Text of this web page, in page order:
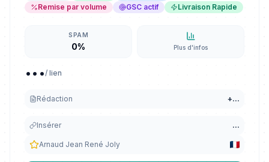
Remise par volume
GSC actif Livraison Rapide
SPAM
0% Plus d'infos
.../ lien
Rédaction +...
Insérer ...
Arnaud Jean René Joly